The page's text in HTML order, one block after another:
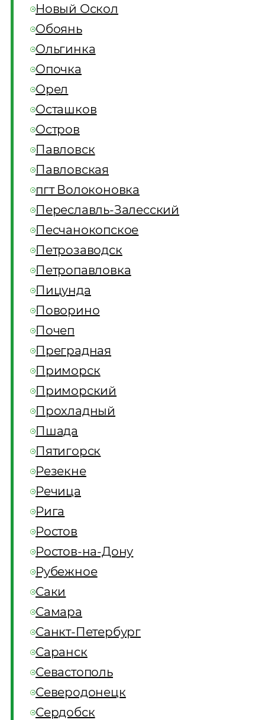
Новый Оскол
Обоянь
Ольгинка
Опочка
Орел
Осташков
Остров
Павловск
Павловская
пгт Волоконовка
Переславль-Залесский
Песчанокопское
Петрозаводск
Петропавловка
Пицунда
Поворино
Почеп
Преградная
Приморск
Приморский
Прохладный
Пшада
Пятигорск
Резекне
Речица
Рига
Ростов
Ростов-на-Дону
Рубежное
Саки
Самара
Санкт-Петербург
Саранск
Севастополь
Северодонецк
Сердобск